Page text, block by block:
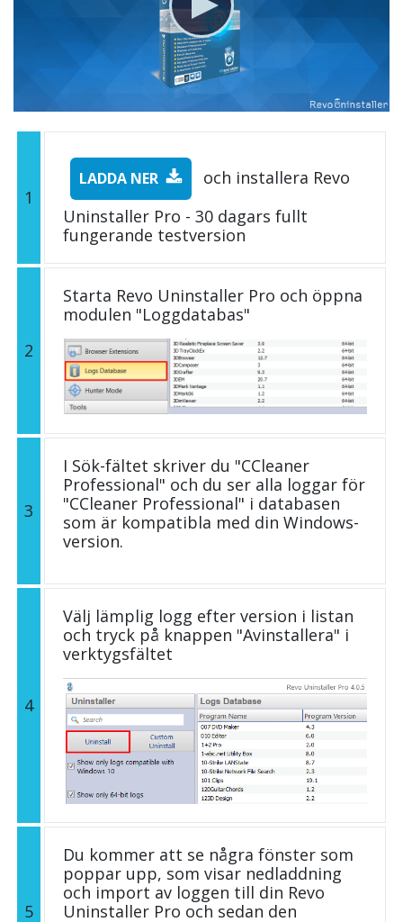
1
LADDA NER
och installera Revo
Uninstaller Pro - 30 dagars fullt
fungerande testversion
2
Starta Revo Uninstaller Pro och öppna
modulen "Loggdatabas"
3
I Sök-fältet skriver du "CCleaner
Professional" och du ser alla loggar för
"CCleaner Professional" i databasen
som är kompatibla med din Windows-
version.
4
Välj lämplig logg efter version i listan
och tryck på knappen "Avinstallera" i
verktygsfältet
5
Du kommer att se några fönster som
poppar upp, som visar nedladdning
och import av loggen till din Revo
Uninstaller Pro och sedan den